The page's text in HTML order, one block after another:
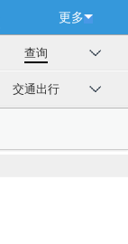
更多
查询
交通出行